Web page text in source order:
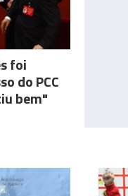
foi
do PCC
bem"